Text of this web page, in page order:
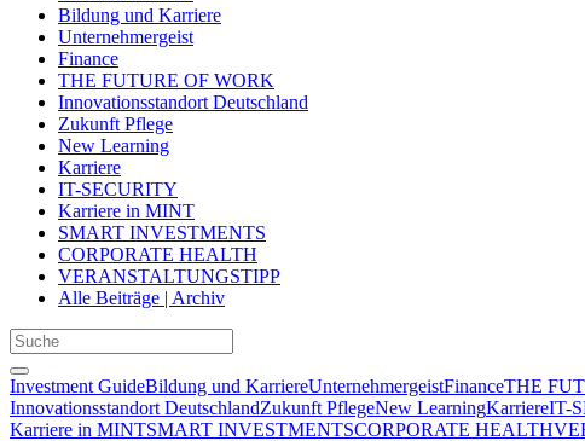
Bildung und Karriere
Unternehmergeist
Finance
THE FUTURE OF WORK
Innovationsstandort Deutschland
Zukunft Pflege
New Learning
Karriere
IT-SECURITY
Karriere in MINT
SMART INVESTMENTS
CORPORATE HEALTH
VERANSTALTUNGSTIPP
Alle Beiträge | Archiv
Investment GuideBildung und KarriereUnternehmergeistFinanceTHE
Innovationsstandort DeutschlandZukunft PflegeNew LearningKarriereIT-
Karriere in MINTSMART INVESTMENTSCORPORATE HEALTH